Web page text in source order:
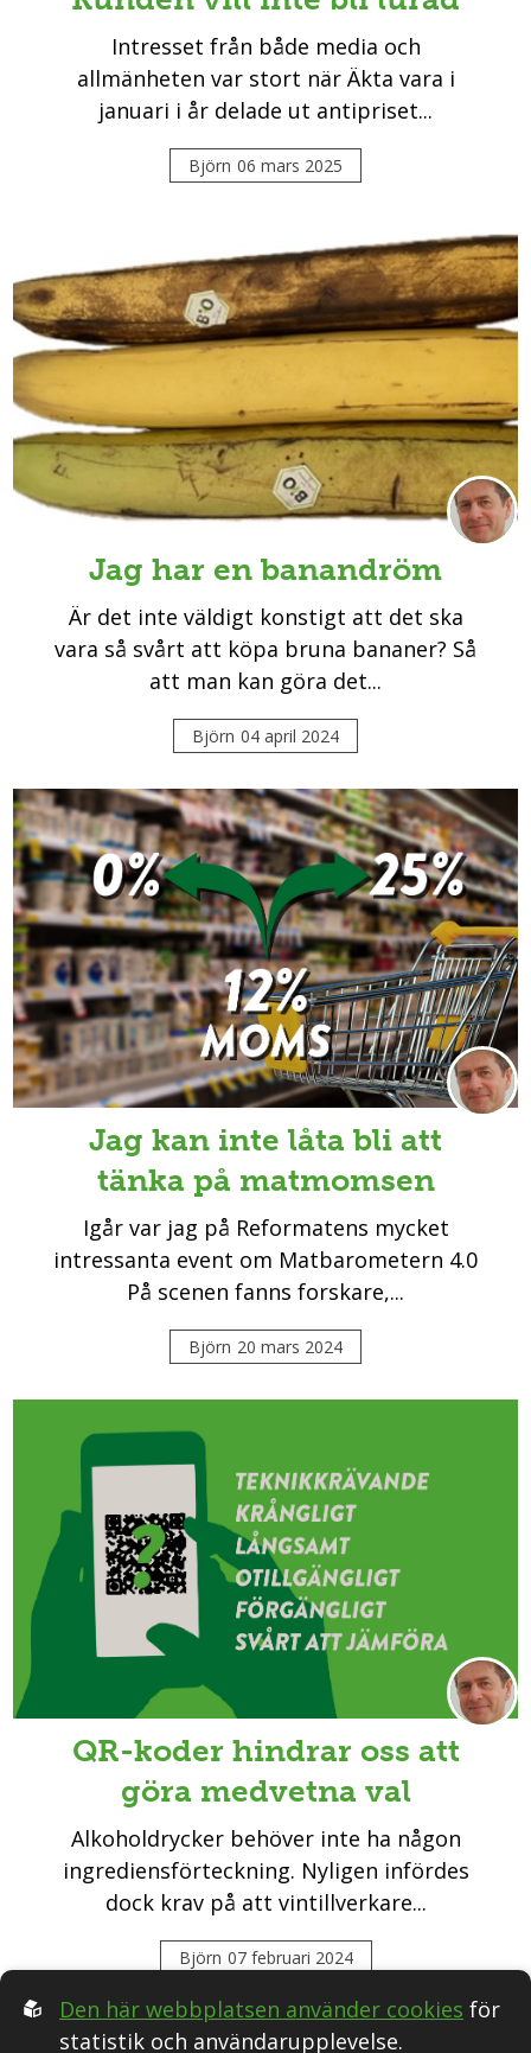
Intresset från både media och
allmänheten var stort när Äkta vara i
januari i år delade ut antipriset...
Björn 06 mars 2025
Jag har en banandröm
Är det inte väldigt konstigt att det ska
vara så svårt att köpa bruna bananer? Så
att man kan göra det...
Björn 04 april 2024
Jag kan inte låta bli att
tänka på matmomsen
Igår var jag på Reformatens mycket
intressanta event om Matbarometern 4.0
På scenen fanns forskare,...
Björn 20 mars 2024
QR-koder hindrar oss att
göra medvetna val
Alkoholdrycker behöver inte ha någon
ingrediensförteckning. Nyligen infördes
dock krav på att vintillverkare...
Björn 07 februari 2024
Den här webbplatsen använder cookies för
statistik och användarupplevelse.